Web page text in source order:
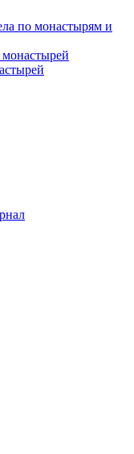
по монастырям и